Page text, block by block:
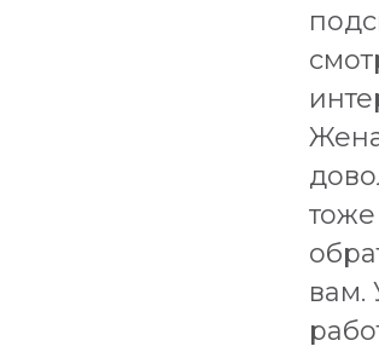
тоже
вам.